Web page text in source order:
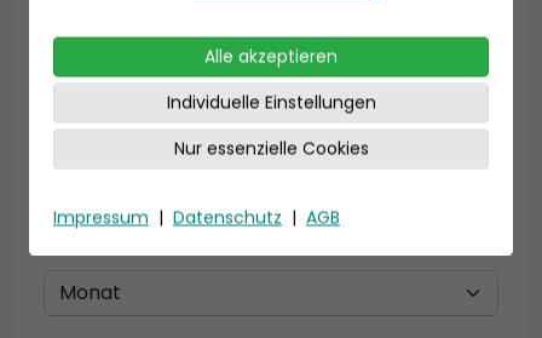
Geburtsdatum
Alle akzeptieren
Individuelle Einstellungen
Nur essenzielle Cookies
Impressum | Datenschutz | AGB